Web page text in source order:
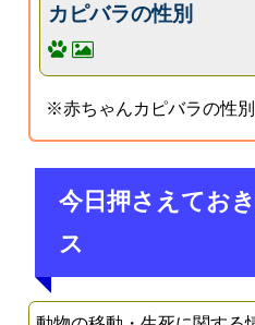
カピバラの性別
※赤ちゃんカピバラの性別
今日押さえてお
ス